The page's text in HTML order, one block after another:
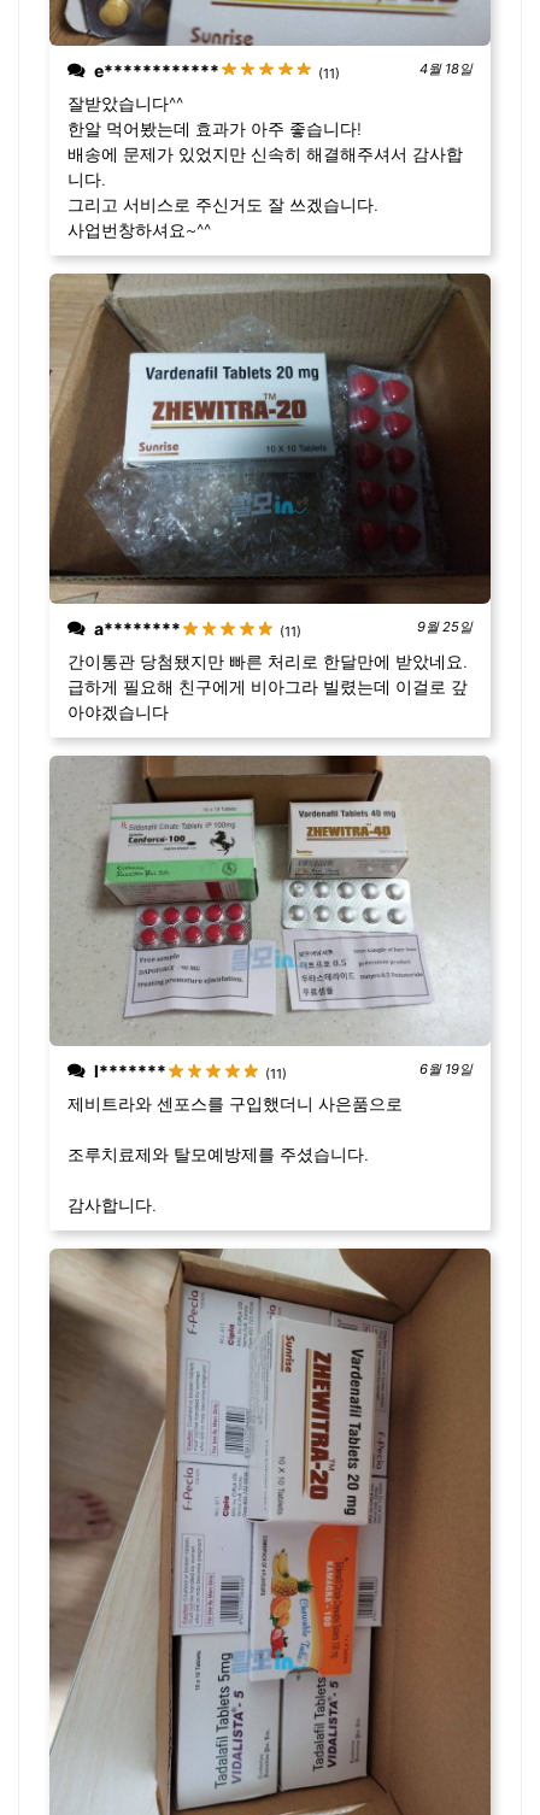
e************ (11) 4월 18일
잘받았습니다^^
한알 먹어봤는데 효과가 아주 좋습니다!
배송에 문제가 있었지만 신속히 해결해주셔서 감사합
니다.
그리고 서비스로 주신거도 잘 쓰겠습니다.
사업번창하셔요~^^
a******** (11) 9월 25일
간이통관 당첨됐지만 빠른 처리로 한달만에 받았네요.
급하게 필요해 친구에게 비아그라 빌렸는데 이걸로 갚
아야겠습니다
l******* (11) 6월 19일
제비트라와 센포스를 구입했더니 사은품으로
조루치료제와 탈모예방제를 주셨습니다.
감사합니다.